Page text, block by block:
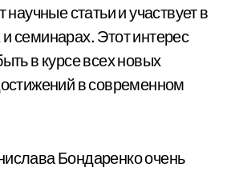
научные статьи и участвует в
семинарах. Этот интерес
в курсе всех новых
в современном
Бондаренко очень